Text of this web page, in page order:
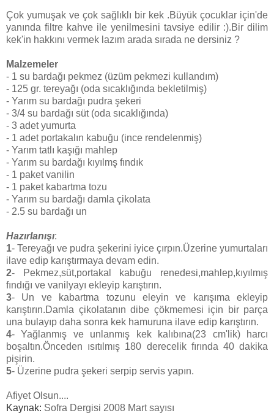
Çok yumuşak ve çok sağlıklı bir kek .Büyük çocuklar için'de
yanında filtre kahve ile yenilmesini tavsiye edilir :).Bir dilim
kek'in hakkını vermek lazım arada sırada ne dersiniz ?
Malzemeler
- 1 su bardağı pekmez (üzüm pekmezi kullandım)
- 125 gr. tereyağı (oda sıcaklığında bekletilmiş)
- Yarım su bardağı pudra şekeri
- 3/4 su bardağı süt (oda sıcaklığında)
- 3 adet yumurta
- 1 adet portakalın kabuğu (ince rendelenmiş)
- Yarım tatlı kaşığı mahlep
- Yarım su bardağı kıyılmş fındık
- 1 paket vanilin
- 1 paket kabartma tozu
- Yarım su bardağı damla çikolata
- 2.5 su bardağı un
Hazırlanışı:
1- Tereyağı ve pudra şekerini iyice çırpın.Üzerine yumurtaları
ilave edip karıştırmaya devam edin.
2- Pekmez,süt,portakal kabuğu renedesi,mahlep,kıyılmış
fındığı ve vanilyayı ekleyip karıştırın.
3- Un ve kabartma tozunu eleyin ve karışıma ekleyip
karıştırın.Damla çikolatanın dibe çökmemesi için bir parça
una bulayıp daha sonra kek hamuruna ilave edip karıştırın.
4- Yağlanmış ve unlanmış kek kalıbına(23 cm'lik) harcı
boşaltın.Önceden ısıtılmış 180 derecelik fırında 40 dakika
pişirin.
5- Üzerine pudra şekeri serpip servis yapın.
Afiyet Olsun....
Kaynak: Sofra Dergisi 2008 Mart sayısı